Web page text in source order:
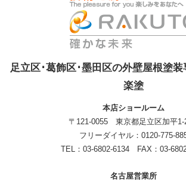
足立区･葛飾区･墨田区の外壁屋根塗
楽塗
本店ショールーム
〒121-0055 東京都足立区加平1-
フリーダイヤル：0120-775-
TEL：03-6802-6134 FAX：03-
名古屋営業所